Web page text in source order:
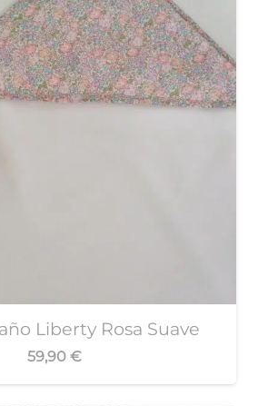
Liberty Rosa Suave
59,90 €